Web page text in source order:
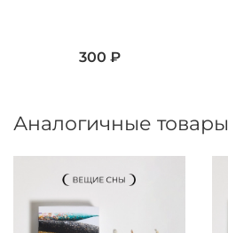
300 ₽
Аналогичные товары